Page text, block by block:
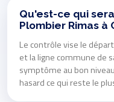
Qu'est-ce qui
Plombier Rimas à
Le contrôle vise le
et la ligne commune de
symptôme au bon
hasard ce qui reste le